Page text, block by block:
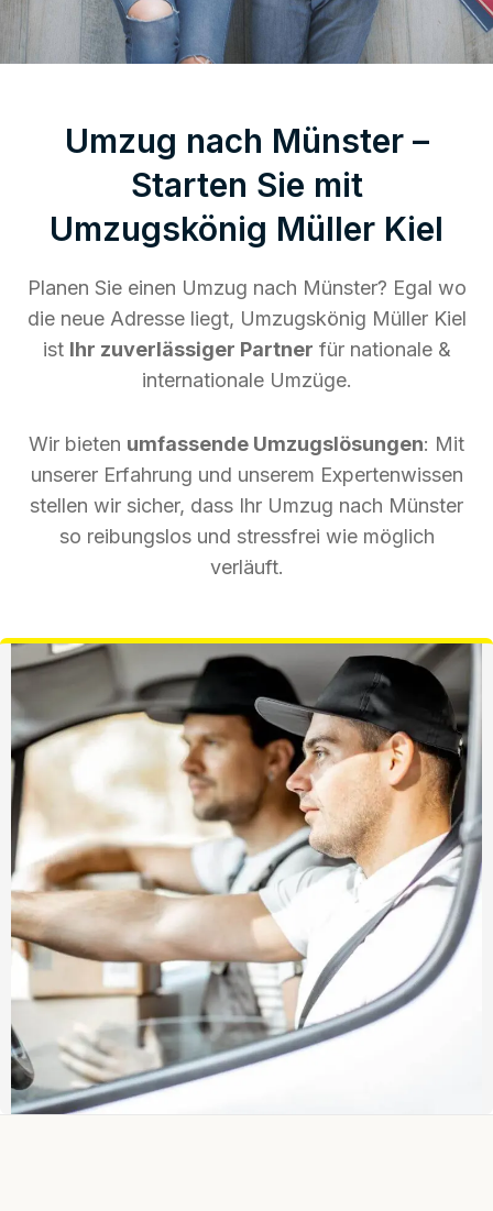
Umzug nach Münster –
Starten Sie mit
Umzugskönig Müller Kiel
Planen Sie einen Umzug nach Münster? Egal wo
die neue Adresse liegt, Umzugskönig Müller Kiel
ist Ihr zuverlässiger Partner für nationale &
internationale Umzüge.
Wir bieten umfassende Umzugslösungen: Mit
unserer Erfahrung und unserem Expertenwissen
stellen wir sicher, dass Ihr Umzug nach Münster
so reibungslos und stressfrei wie möglich
verläuft.